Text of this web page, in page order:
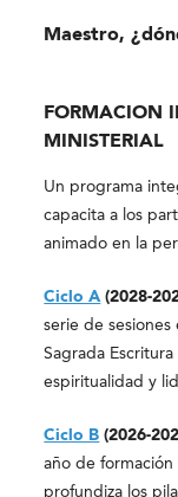
Maestro,
FORMACION
MINISTERIAL
Un programa
capacita a los
animado en la
Ciclo A (2028-
serie de
Sagrada
espiritualidad y
Ciclo B (2026-
año de
profundiza los